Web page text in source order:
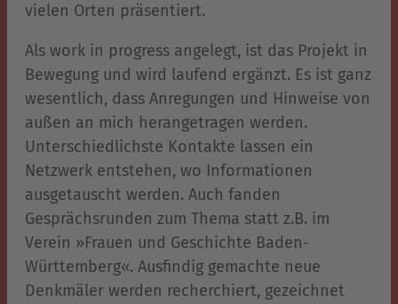
vielen Orten präsentiert.
Als work in progress angelegt, ist das Projekt in
Bewegung und wird laufend ergänzt. Es ist ganz
wesentlich, dass Anregungen und Hinweise von
außen an mich herangetragen werden.
Unterschiedlichste Kontakte lassen ein
Netzwerk entstehen, wo Informationen
ausgetauscht werden. Auch fanden
Gesprächsrunden zum Thema statt z.B. im
Verein »Frauen und Geschichte Baden-
Württemberg«. Ausfindig gemachte neue
Denkmäler werden recherchiert, gezeichnet